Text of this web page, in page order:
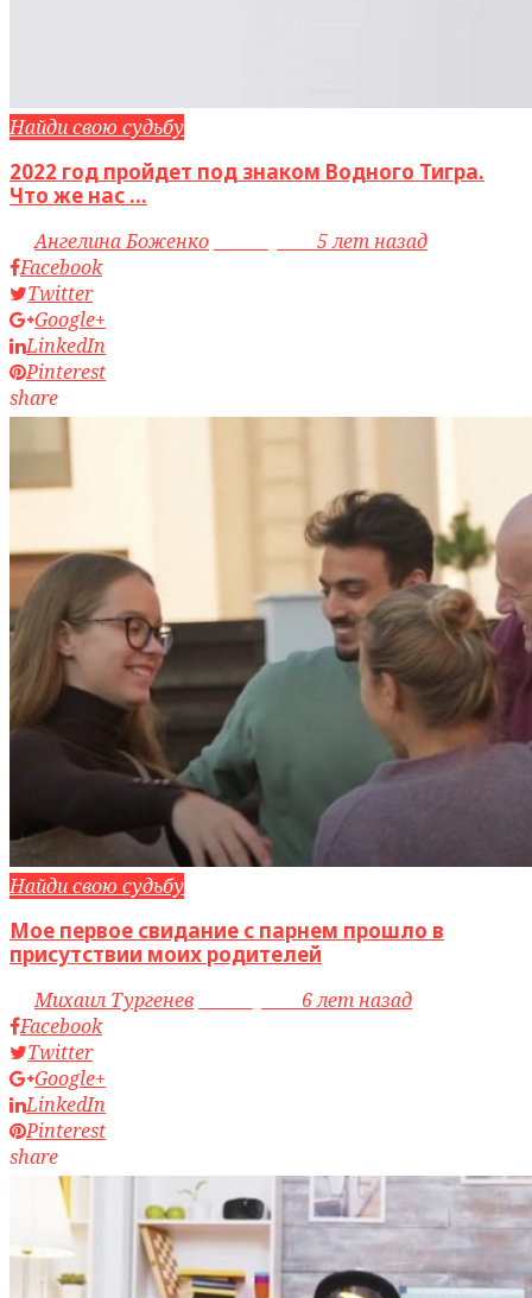
Найди свою судьбу
2022 год пройдет под знаком Водного Тигра.
Что же нас ...
byАнгелина Боженко
5 лет назад
Facebook
Twitter
Google+
LinkedIn
Pinterest
share
Найди свою судьбу
Мое первое свидание с парнем прошло в
присутствии моих родителей
byМихаил Тургенев
6 лет назад
Facebook
Twitter
Google+
LinkedIn
Pinterest
share